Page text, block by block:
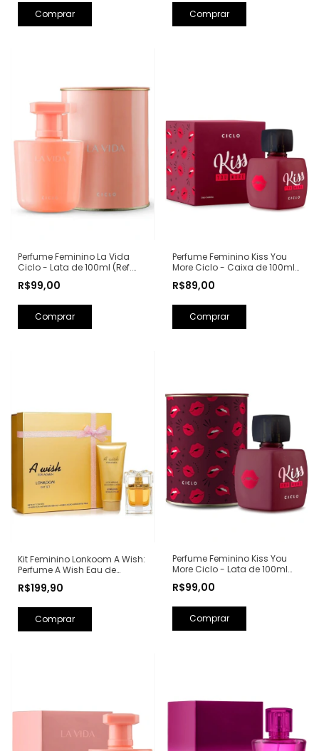
Perfume Feminino La Vida
Ciclo - Lata de 100ml (Ref.
Lancôme)
R$99,00
Perfume Feminino Kiss You
More Ciclo - Caixa de 100ml
Laurent)
R$89,00
Kit Feminino Lonkoom A Wish:
Perfume A Wish Eau de
Hidratante Corporal
R$199,90
Perfume Feminino Kiss You
More Ciclo - Lata de 100ml
(Ref. Olfativa: Libre Yves Saint
Laurent)
R$99,00